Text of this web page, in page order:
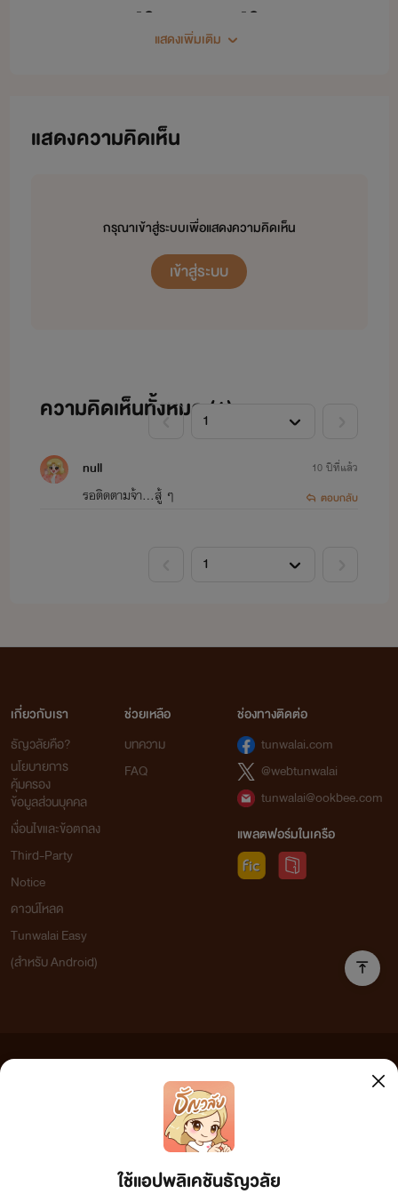
มีไรฝากไว้
ต้นไม้
แสดงเพิ่มเติม
แสดงความคิดเห็น
กรุณาเข้าสู่ระบบเพื่อแสดงความคิดเห็น
เข้าสู่ระบบ
ความคิดเห็นทั้งหมด (1)
null
รอติดตามจ้า...สู้ ๆ
10 ปีที่แล้ว
ตอบกลับ
ใช้แอปพลิเคชันธัญวลัย
เกี่ยวกับเรา
ธัญวลัยคือ?
นโยบายการ
คุ้มครอง
ข้อมูลส่วนบุคคล
เงื่อนไขและข้อตกลง
Third-Party
Notice
ดาวน์โหลด
Tunwalai Easy
(สำหรับ Android)
ช่วยเหลือ
บทความ
FAQ
ช่องทางติดต่อ
tunwalai.com
@webtunwalai
tunwalai@ookbee.com
แพลตฟอร์มในเครือ
เว็บไซต์แห่งนี้ไม่ได้เห็นด้วยและไม่ขอรับผิดชอบต่อข้อความใดๆ ทั้งสิ้น ดังนั้นผู้อ่านทุกท่านโปรดใช้
วิจารณญาณในการกลั่นกรองด้วยตนเอง และหากท่านพบข้อความใดๆ ที่ขัดต่อกฎหมายและศีลธรรม
กรุณาแจ้งมาที่ tunwalai@ookbee.com เพื่อทีมงานจะได้ดำเนินการในทันที ทั้งนี้ ทางเว็บไซต์ขอสงวน
ลิขสิทธิ์ตามพระราชบัญญัติลิขสิทธิ์ (ฉบับเพิ่มเติม) พ.ศ.2558